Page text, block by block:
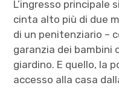
L’ingresso principale
cinta alto più di due
di un penitenziario –
garanzia dei bambini
giardino. E quello, la
accesso alla casa